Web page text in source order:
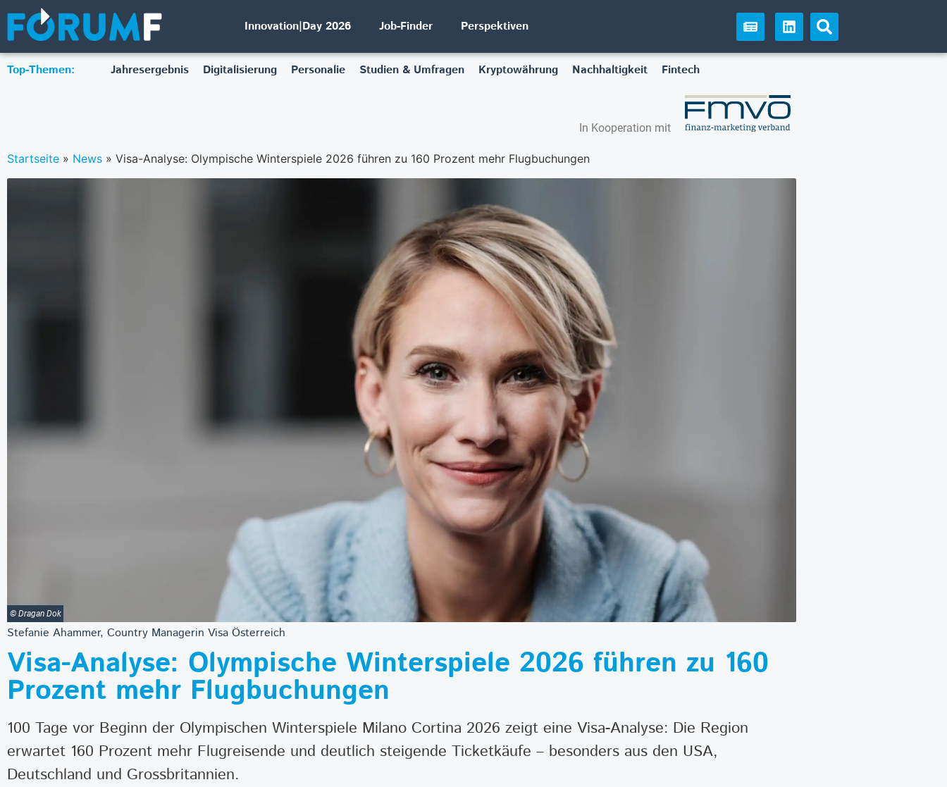
Innovation|Day 2026 Job-Finder Perspektiven
Top-Themen: Jahresergebnis Digitalisierung Personalie Studien & Umfragen Kryptowährung Nachhaltigkeit Fintech
In Kooperation mit
Startseite » News » Visa-Analyse: Olympische Winterspiele 2026 führen zu 160 Prozent mehr Flugbuchungen
© Dragan Dok
Stefanie Ahammer, Country Managerin Visa Österreich
Visa-Analyse: Olympische Winterspiele 2026 führen zu 160
Prozent mehr Flugbuchungen
100 Tage vor Beginn der Olympischen Winterspiele Milano Cortina 2026 zeigt eine Visa-Analyse: Die Region
erwartet 160 Prozent mehr Flugreisende und deutlich steigende Ticketkäufe – besonders aus den USA,
Deutschland und Grossbritannien.